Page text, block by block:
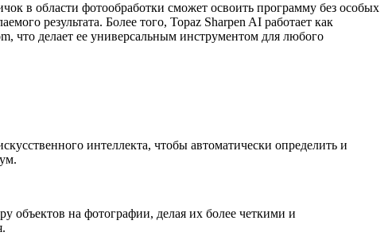
в области фотообработки сможет освоить программу без особых
результата. Более того, Topaz Sharpen AI работает как
что делает ее универсальным инструментом для любого
интеллекта, чтобы автоматически определить и
объектов на фотографии, делая их более четкими и